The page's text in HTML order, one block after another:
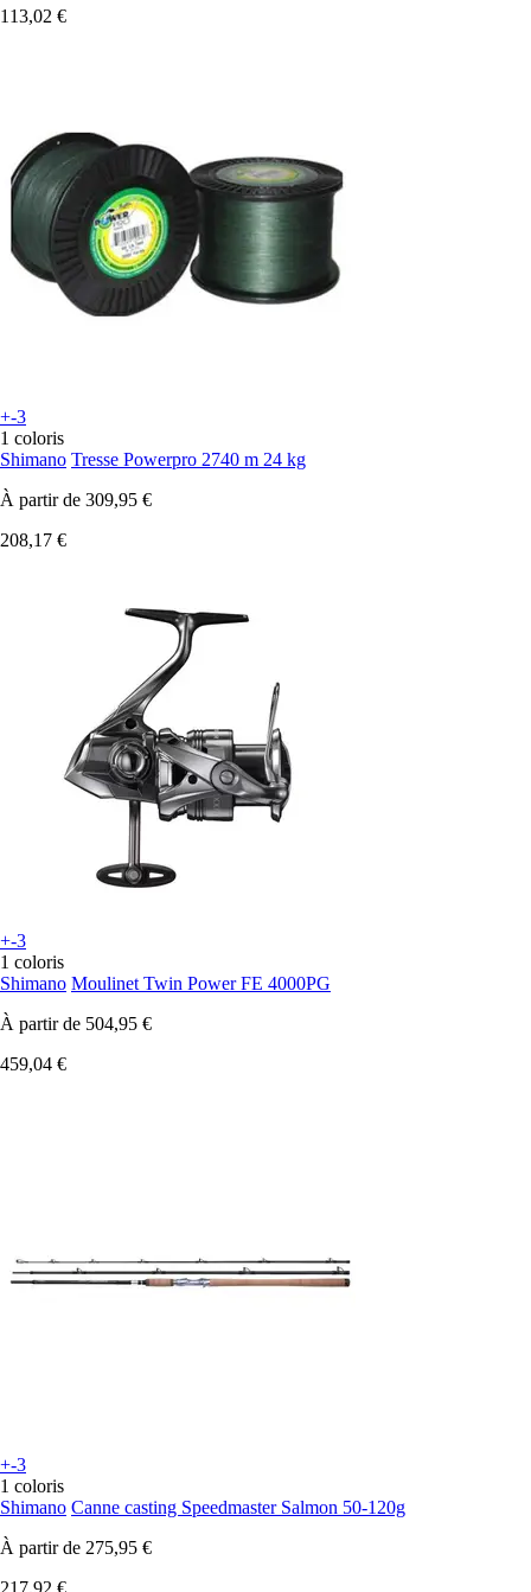
113,02 €
+-3
1 coloris
Shimano Tresse Powerpro 2740 m 24 kg
À partir de 309,95 €
208,17 €
+-3
1 coloris
Shimano Moulinet Twin Power FE 4000PG
À partir de 504,95 €
459,04 €
+-3
1 coloris
Shimano Canne casting Speedmaster Salmon 50-120g
À partir de 275,95 €
217,92 €